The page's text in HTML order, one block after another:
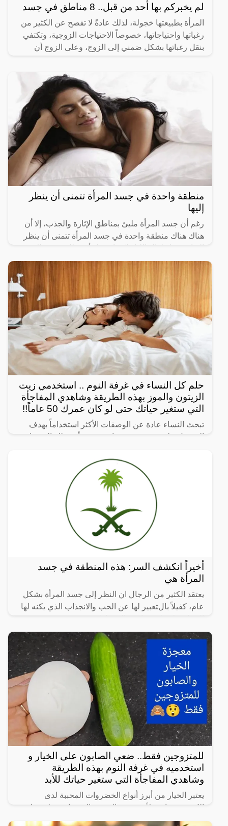
لم يخبركم بها أحد من قبل.. 8 مناطق في جسد
المرأة بطبيعتها خجولة، لذلك عادةً لا تفصح عن الكثير من
رغباتها واحتياجاتها، خصوصاً الاحتياجات الزوجية، وتكتفي
بنقل رغباتها بشكل ضمني إلى الزوج، وعلى الزوج أن
منطقة واحدة في جسد المرأة تتمنى أن ينظر
إليها
رغم أن جسد المرأة مليئ بمناطق الإثارة والجذب، إلا أن
هناك هناك منطقة واحدة في جسد المرأة تتمنى أن ينظر
حيث
حلم كل النساء في غرفة النوم .. استخدمي زيت
الزيتون والموز بهذه الطريقة وشاهدي المفاجأة
التي ستغير حياتك حتى لو كان عمرك 50 عاماً!!
تبحث النساء عادة عن الوصفات الأكثر استخداماً بهدف
الحصول على شعر صحي وناعم، ومن أبرز تلك الوصفات
أخيراً انكشف السر: هذه المنطقة في جسد
المرأة هي
يعتقد الكثير من الرجال ان النظر إلى جسد المرأة بشكل
عام، كفيلاً بالتعبير لها عن الحب والانجذاب الذي يكنه لها
للمتزوجين فقط.. ضعي الصابون على الخيار و
استخدميه في غرفة النوم بهذه الطريقة
وشاهدي المفاجأة التي ستغير حياتك للأبد
يعتبر الخيار من أبرز أنواع الخضروات المحببة لدى
الكثيرين، خاصة لأنه شبه خالي من السعرات وطعمه لذيذ
ومنعش، وله فوائد كثيرة لأنه غني بالفيتامينات والمعادن،